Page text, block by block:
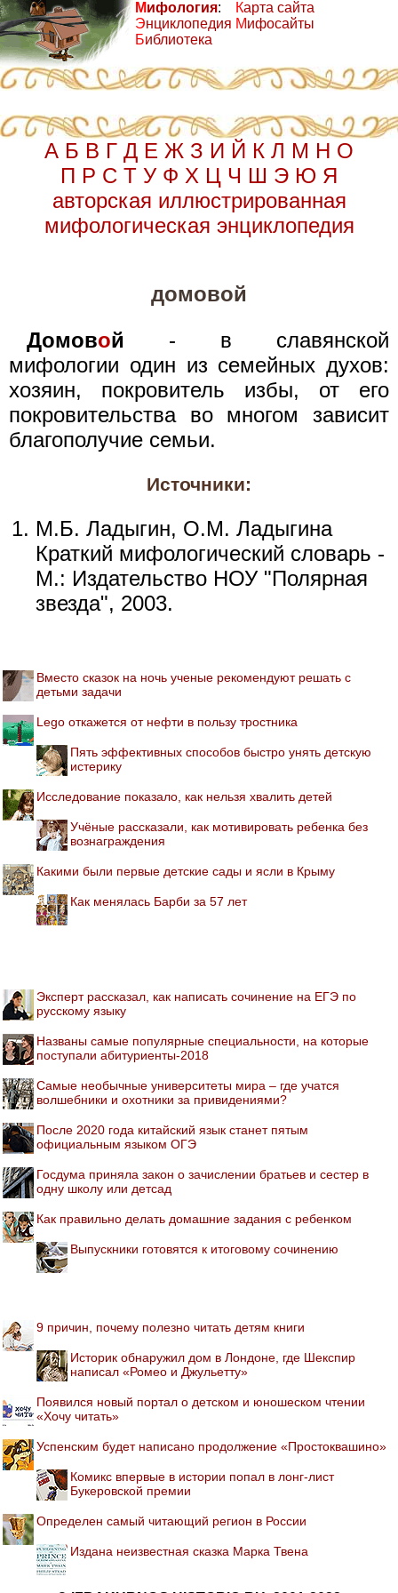
Мифология:
Энциклопедия
Библиотека
Карта сайта
Мифосайты
А Б В Г Д Е Ж З И Й К Л М Н О
П Р С Т У Ф Х Ц Ч Ш Э Ю Я
авторская иллюстрированная
мифологическая энциклопедия
домовой
Домовой - в славянской
мифологии один из семейных духов:
хозяин, покровитель избы, от его
покровительства во многом зависит
благополучие семьи.
Источники:
М.Б. Ладыгин, О.М. Ладыгина
Краткий мифологический словарь -
М.: Издательство НОУ "Полярная
звезда", 2003.
Вместо сказок на ночь ученые рекомендуют решать с
детьми задачи
Lego откажется от нефти в пользу тростника
Пять эффективных способов быстро унять детскую
истерику
Исследование показало, как нельзя хвалить детей
Учёные рассказали, как мотивировать ребенка без
вознаграждения
Какими были первые детские сады и ясли в Крыму
Как менялась Барби за 57 лет
Эксперт рассказал, как написать сочинение на ЕГЭ по
русскому языку
Названы самые популярные специальности, на которые
поступали абитуриенты-2018
Самые необычные университеты мира – где учатся
волшебники и охотники за привидениями?
После 2020 года китайский язык станет пятым
официальным языком ОГЭ
Госдума приняла закон о зачислении братьев и сестер в
одну школу или детсад
Как правильно делать домашние задания с ребенком
Выпускники готовятся к итоговому сочинению
9 причин, почему полезно читать детям книги
Историк обнаружил дом в Лондоне, где Шекспир
написал «Ромео и Джульетту»
Появился новый портал о детском и юношеском чтении
«Хочу читать»
Успенским будет написано продолжение «Простоквашино»
Комикс впервые в истории попал в лонг-лист
Букеровской премии
Определен самый читающий регион в России
Издана неизвестная сказка Марка Твена